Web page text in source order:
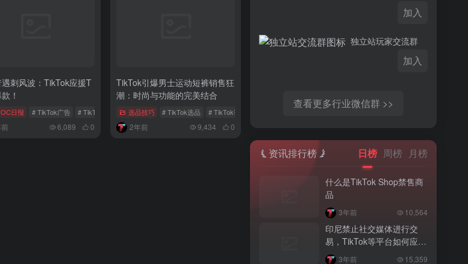
品
刺风波：TikTok应援T
！
日报 # TikTok广告 # TikTok Shop # 东南亚电商
6,089 0
TikTok引爆男士运动短裤销售狂
潮：时尚与功能的完美结合
选品技巧 # TikTok选品 # TikTok话题
2年前 9,434 0
加入
独立站玩家交流群
加入
查看更多行业微信群 >>
资讯排行榜 日榜 周榜 月榜
什么是TikTok Shop禁售商
品
3年前 10,564
印尼禁止社交媒体进行交
易，TikTok等平台如何应
对？3年前 15,359